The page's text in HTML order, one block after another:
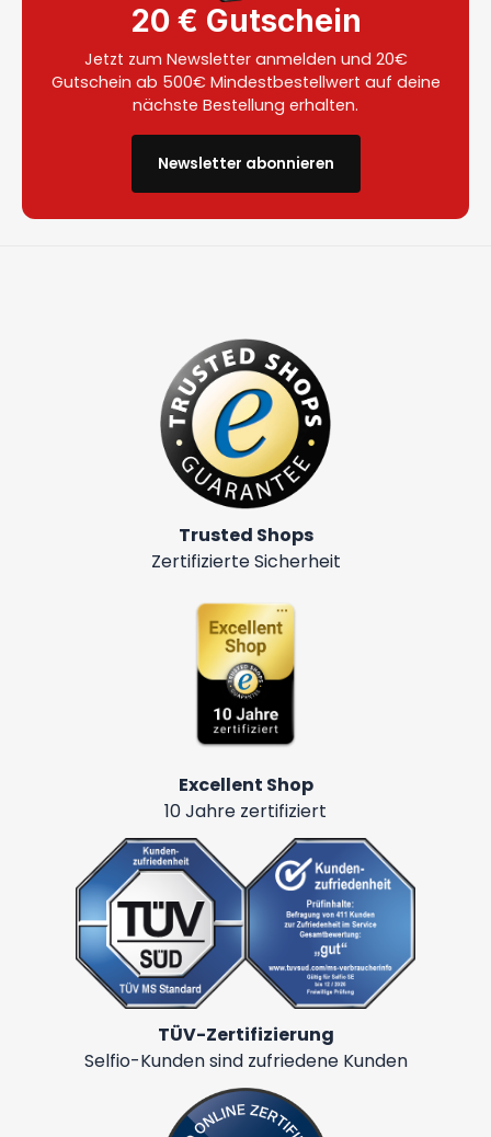
20 € Gutschein
Jetzt zum Newsletter anmelden und 20€
Gutschein ab 500€ Mindestbestellwert auf deine
nächste Bestellung erhalten.
Newsletter abonnieren
Trusted Shops
Zertifizierte Sicherheit
Excellent Shop
10 Jahre zertifiziert
TÜV-Zertifizierung
Selfio-Kunden sind zufriedene Kunden